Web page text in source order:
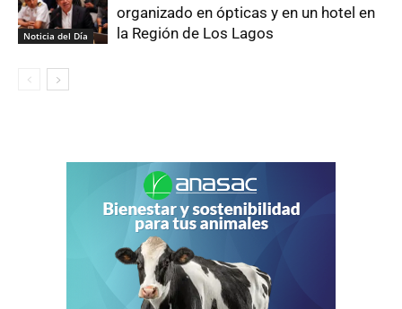
Noticia del Día
organizado en ópticas y en un hotel en
la Región de Los Lagos